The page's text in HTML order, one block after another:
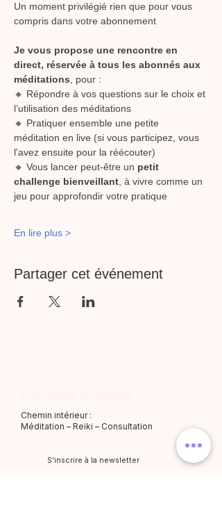
Un moment privilégié rien que pour vous
compris dans votre abonnement
Je vous propose une rencontre en
direct, réservée à tous les abonnés aux
méditations , pour :
🔸 Répondre à vos questions sur le choix et
l’utilisation des méditations
🔸 Pratiquer ensemble une petite
méditation en live (si vous participez, vous
l'avez ensuite pour la réécouter)
🔸 Vous lancer peut-être un petit
challenge bienveillant , à vivre comme un
jeu pour approfondir votre pratique
En lire plus >
Partager cet événement
Chemin intérieur :
Méditation – Reiki – Consultation
S'inscrire à la newsletter